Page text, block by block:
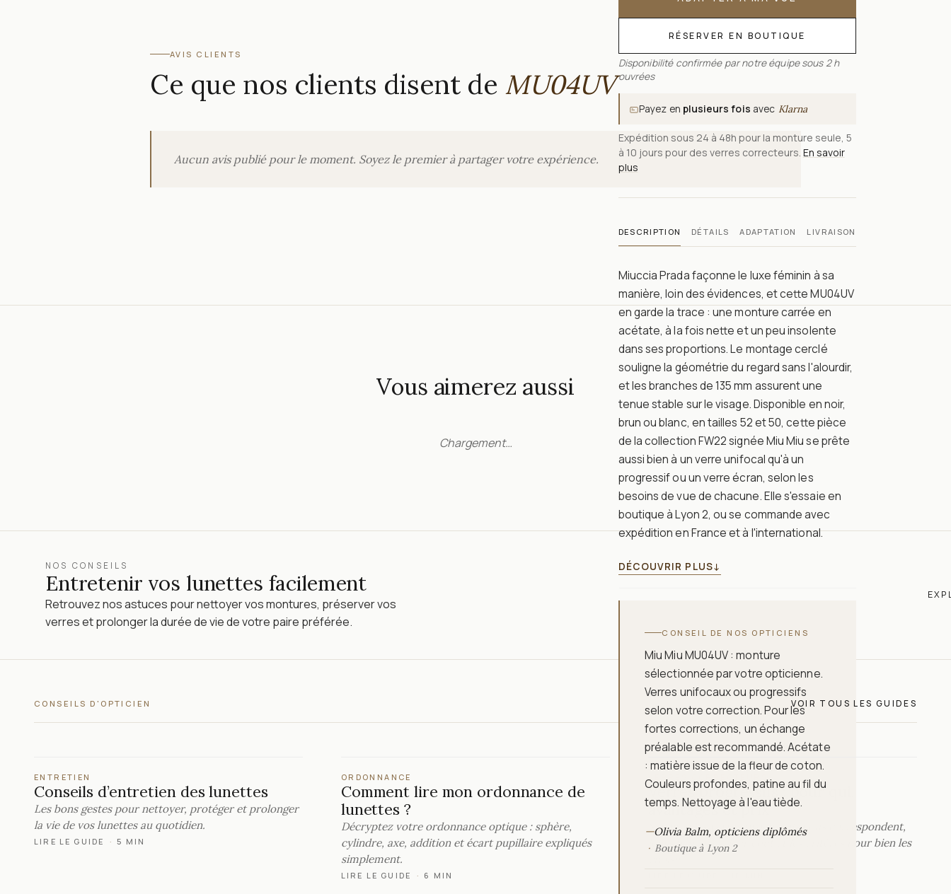
RÉSERVER EN BOUTIQUE
Disponibilité confirmée par notre équipe sous 2 h
ouvrées
Payez en plusieurs fois avec Klarna
Expédition sous 24 à 48h pour la monture seule, 5
à 10 jours pour des verres correcteurs. En savoir
plus
DESCRIPTION DÉTAILS ADAPTATION LIVRAISON
Miuccia Prada façonne le luxe féminin à sa
manière, loin des évidences, et cette MU04UV
en garde la trace : une monture carrée en
acétate, à la fois nette et un peu insolente
dans ses proportions. Le montage cerclé
souligne la géométrie du regard sans l'alourdir,
et les branches de 135 mm assurent une
tenue stable sur le visage. Disponible en noir,
brun ou blanc, en tailles 52 et 50, cette pièce
de la collection FW22 signée Miu Miu se prête
aussi bien à un verre unifocal qu'à un
progressif ou un verre écran, selon les
besoins de vue de chacune. Elle s'essaie en
boutique à Lyon 2, ou se commande avec
expédition en France et à l'international.
DÉCOUVRIR PLUS↓
CONSEIL DE NOS OPTICIENS
Miu Miu MU04UV : monture
sélectionnée par votre opticienne.
Verres unifocaux ou progressifs
selon votre correction. Pour les
fortes corrections, un échange
préalable est recommandé. Acétate
: matière issue de la fleur de coton.
Couleurs profondes, patine au fil du
temps. Nettoyage à l'eau tiède.
—Olivia Balm, opticiens diplômés
Boutique à Lyon 2
AVIS CLIENTS
Ce que nos clients disent de MU04UV
Aucun avis publié pour le moment. Soyez le premier à partager votre expérience.
Vous aimerez aussi
Chargement…
NOS CONSEILS
Entretenir vos lunettes facilement
Retrouvez nos astuces pour nettoyer vos montures, préserver vos
verres et prolonger la durée de vie de votre paire préférée.
CONSEILS D'OPTICIEN VOIR TOUS LES GUIDES
ENTRETIEN
Conseils d’entretien des lunettes
Les bons gestes pour nettoyer, protéger et prolonger
la vie de vos lunettes au quotidien.
LIRE LE GUIDE · 5 MIN
ORDONNANCE
Comment lire mon ordonnance de
lunettes ?
Décryptez votre ordonnance optique : sphère,
cylindre, axe, addition et écart pupillaire expliqués
simplement.
LIRE LE GUIDE · 6 MIN
VERRES CORRECTEURS
Verres progressifs : pour qui,
avantages et prix
Savoir si les verres progressifs vous correspondent,
leurs bénéfices, leur coût et les critères pour bien les